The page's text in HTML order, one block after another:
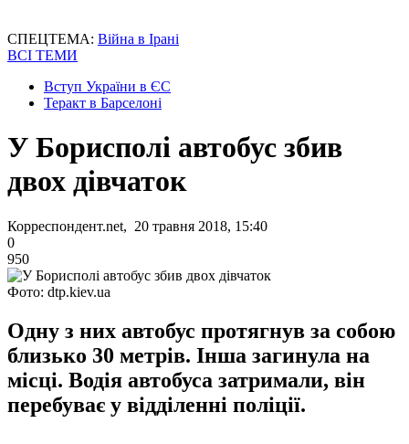
СПЕЦТЕМА: Війна в Ірані
ВСІ ТЕМИ
Вступ України в ЄС
Теракт в Барселоні
У Борисполі автобус збив
двох дівчаток
Корреспондент.net, 20 травня 2018, 15:40
0
950
Фото: dtp.kiev.ua
Одну з них автобус протягнув за собою
близько 30 метрів. Інша загинула на
місці. Водія автобуса затримали, він
перебуває у відділенні поліції.